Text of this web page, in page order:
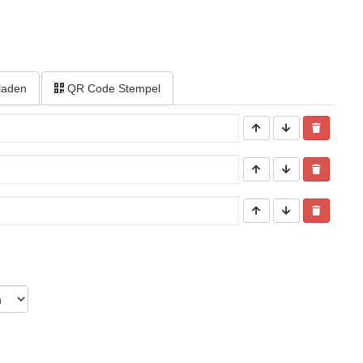
QR Code Stempel